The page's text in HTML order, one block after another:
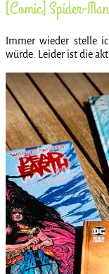
[Comic] Spider-
Immer wieder stelle
würde. Leider ist die